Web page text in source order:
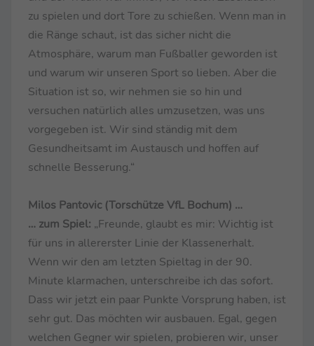
zu spielen und dort Tore zu schießen. Wenn man in
die Ränge schaut, ist das sicher nicht die
Atmosphäre, warum man Fußballer geworden ist
und warum wir unseren Sport so lieben. Aber die
Situation ist so, wir nehmen sie so hin und
versuchen natürlich alles umzusetzen, was uns
vorgegeben ist. Wir sind ständig mit dem
Gesundheitsamt im Austausch und hoffen auf
schnelle Besserung.“
Milos Pantovic (Torschütze VfL Bochum) …
… zum Spiel: „Freunde, glaubt es mir: Wichtig ist
für uns in allererster Linie der Klassenerhalt.
Wenn wir den am letzten Spieltag in der 90.
Minute klarmachen, unterschreibe ich das sofort.
Dass wir jetzt ein paar Punkte Vorsprung haben, ist
sehr gut. Das möchten wir ausbauen. Egal, gegen
welchen Gegner wir spielen, probieren wir, unser